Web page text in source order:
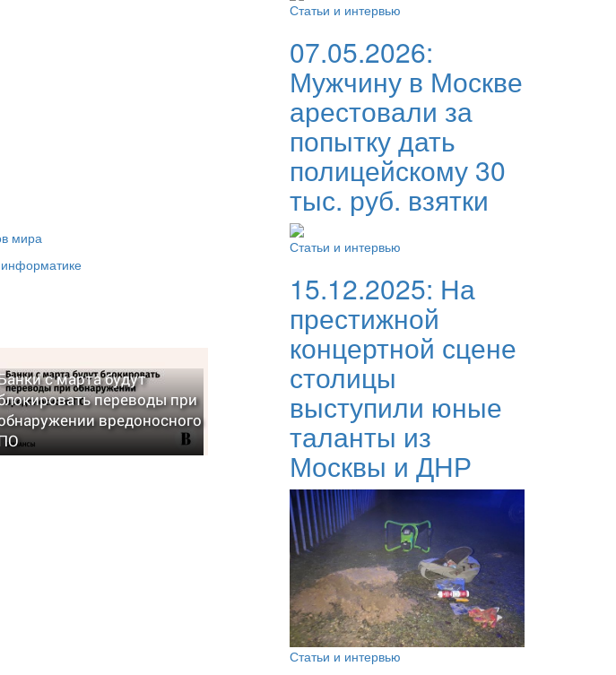
мира
с марта будут
переводы при
вредоносного
Статьи и интервью
07.05.2026:
Мужчину в Москве
арестовали за
попытку дать
полицейскому 30
тыс. руб. взятки
Статьи и интервью
15.12.2025: На
престижной
концертной сцене
столицы
выступили юные
таланты из
Москвы и ДНР
Статьи и интервью